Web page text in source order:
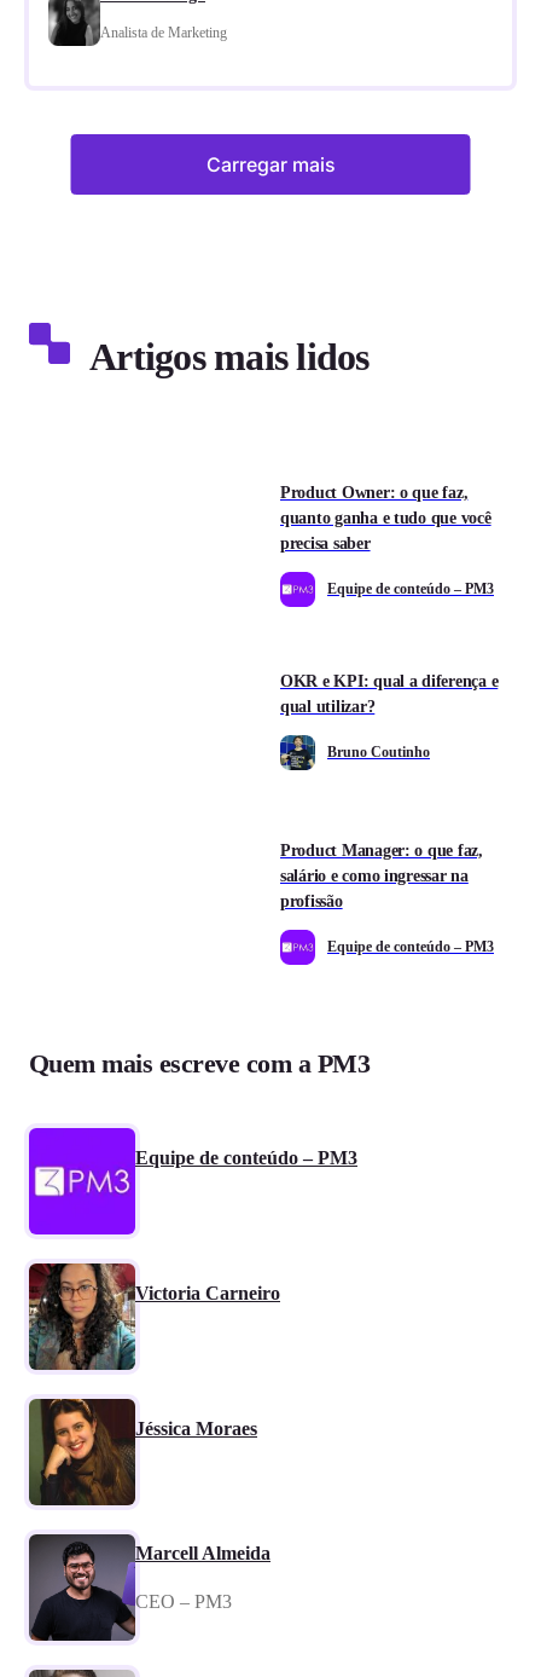
Analista de Marketing
Carregar mais
Artigos mais lidos
Product Owner: o que faz,
quanto ganha e tudo que você
precisa saber
Equipe de conteúdo – PM3
OKR e KPI: qual a diferença e
qual utilizar?
Bruno Coutinho
Product Manager: o que faz,
salário e como ingressar na
profissão
Equipe de conteúdo – PM3
Quem mais escreve com a PM3
Equipe de conteúdo – PM3
Victoria Carneiro
Jéssica Moraes
Marcell Almeida
CEO – PM3